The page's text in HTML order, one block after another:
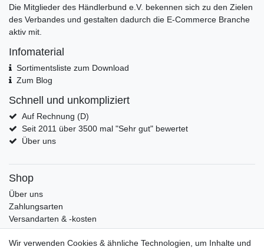
Die Mitglieder des Händlerbund e.V. bekennen sich zu den Zielen
des Verbandes und gestalten dadurch die E-Commerce Branche
aktiv mit.
Infomaterial
Sortimentsliste zum Download
Zum Blog
Schnell und unkompliziert
Auf Rechnung (D)
Seit 2011 über 3500 mal "Sehr gut" bewertet
Über uns
Shop
Über uns
Zahlungsarten
Versandarten & -kosten
Widerrufsrecht
Warenkorb
Wir verwenden Cookies & ähnliche Technologien, um Inhalte und